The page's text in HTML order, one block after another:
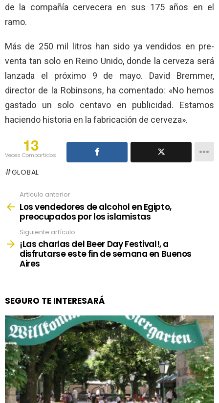
de la compañía cervecera en sus 175 años en el
ramo.
Más de 250 mil litros han sido ya vendidos en pre-
venta tan solo en Reino Unido, donde la cerveza será
lanzada el próximo 9 de mayo. David Bremmer,
director de la Robinsons, ha comentado: «No hemos
gastado un solo centavo en publicidad. Estamos
haciendo historia en la fabricación de cerveza».
13
Veces Compartidos
GLOBAL
more
Articulo anterior
Los vendedores de alcohol en Egipto,
preocupados por los islamistas
Siguiente artículo
¡Las charlas del Beer Day Festival!, a
disfrutarse este fin de semana en Buenos
Aires
SEGURO TE INTERESARÁ